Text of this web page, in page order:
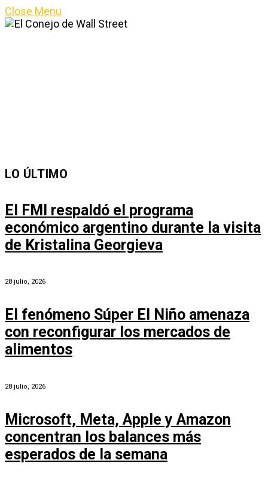
Close Menu
LO ÚLTIMO
El FMI respaldó el programa
económico argentino durante la visita
de Kristalina Georgieva
28 julio, 2026
El fenómeno Súper El Niño amenaza
con reconfigurar los mercados de
alimentos
28 julio, 2026
Microsoft, Meta, Apple y Amazon
concentran los balances más
esperados de la semana